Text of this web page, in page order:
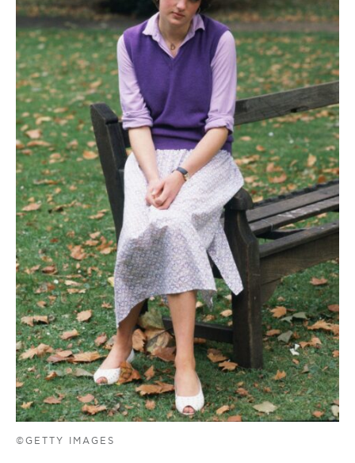
©GETTY IMAGES